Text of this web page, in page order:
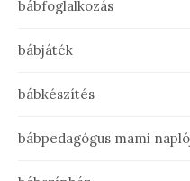
bábfoglalkozás
bábjáték
bábkészítés
bábpedagógus mami